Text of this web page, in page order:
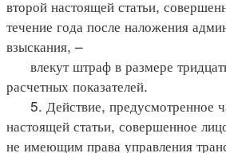
второй настоящей статьи,
течение года после наложения
взыскания, –
влекут штраф в размере
расчетных показателей.
5. Действие, предусмотренное
настоящей статьи, совершенное
не имеющим права управления